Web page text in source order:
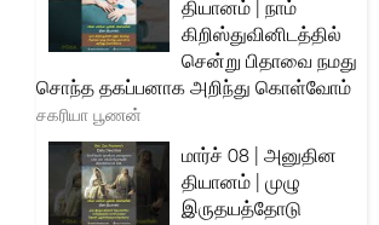
தியானம் | நாம்
கிறிஸ்துவினிடத்தில்
சென்று பிதாவை நமது
சொந்த தகப்பனாக அறிந்து கொள்வோம்
சகரியா பூணன்
மார்ச் 08 | அனுதின
தியானம் | முழு
இருதயத்தோடு